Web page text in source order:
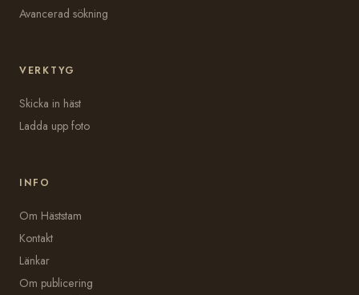
Avancerad sökning
VERKTYG
Skicka in häst
Ladda upp foto
INFO
Om Häststam
Kontakt
Länkar
Om publicering